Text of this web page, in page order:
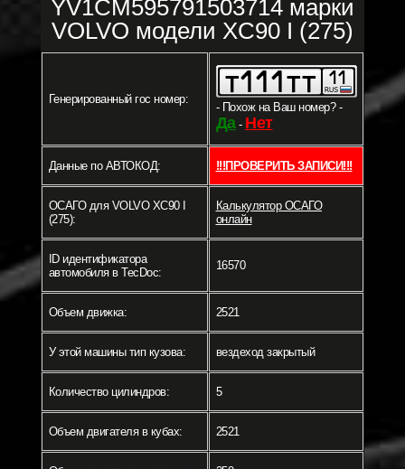
YV1CM595791503714 марки
VOLVO модели XC90 I (275)
Генерированный гос номер:
- Похож на Ваш номер? -
Да- Нет
Данные по АВТОКОД: !!!ПРОВЕРИТЬ ЗАПИСИ!!!
ОСАГО для VOLVO XC90 I
(275):
Калькулятор ОСАГО
онлайн
ID идентификатора
автомобиля в TecDoc:
16570
Объем движка: 2521
У этой машины тип кузова: вездеход закрытый
Количество цилиндров: 5
Объем двигателя в кубах: 2521